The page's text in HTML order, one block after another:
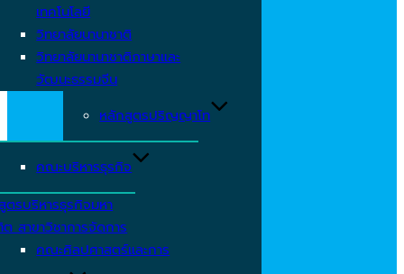
เทคโนโลยี
วิทยาลัยนานาชาติ
วิทยาลัยนานาชาติภาษาและ
วัฒนะธรรมจีน
หลักสูตรปริญญาโท
คณะบริหารธุรกิจ
ตรบริหารธุรกิจมหา
สาขาวิชาการจัดการ
คณะศิลปศาสตร์และการ